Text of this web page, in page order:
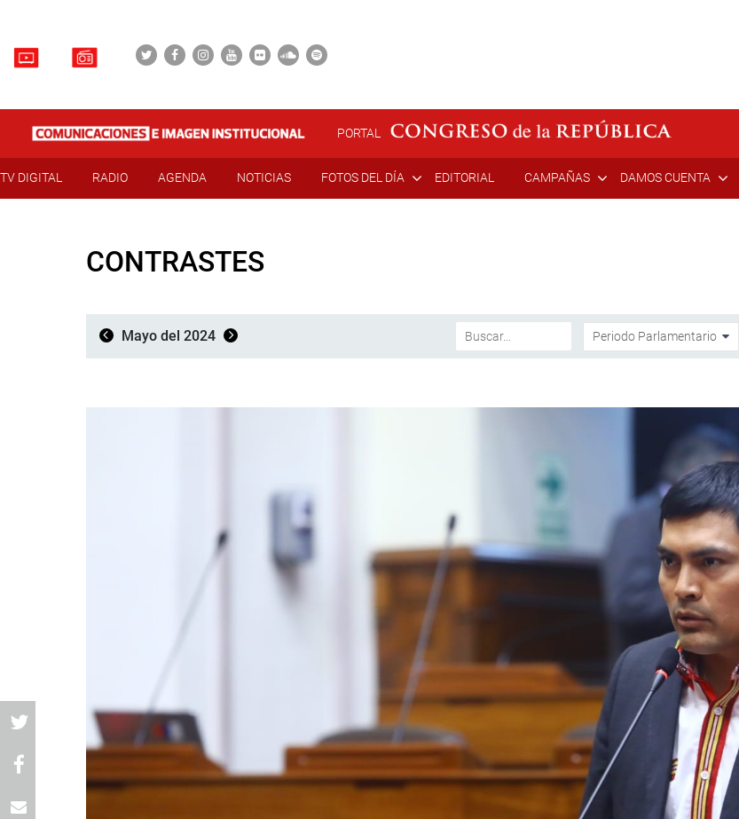
PORTAL
TV DIGITAL RADIO AGENDA NOTICIAS FOTOS DEL DÍA EDITORIAL CAMPAÑAS DAMOS CUENTA
CONTRASTES
Mayo del 2024